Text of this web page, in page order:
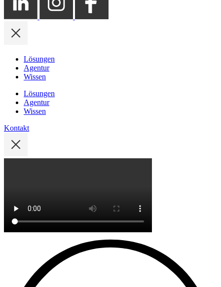
Lösungen
Agentur
Wissen
Lösungen
Agentur
Wissen
Kontakt